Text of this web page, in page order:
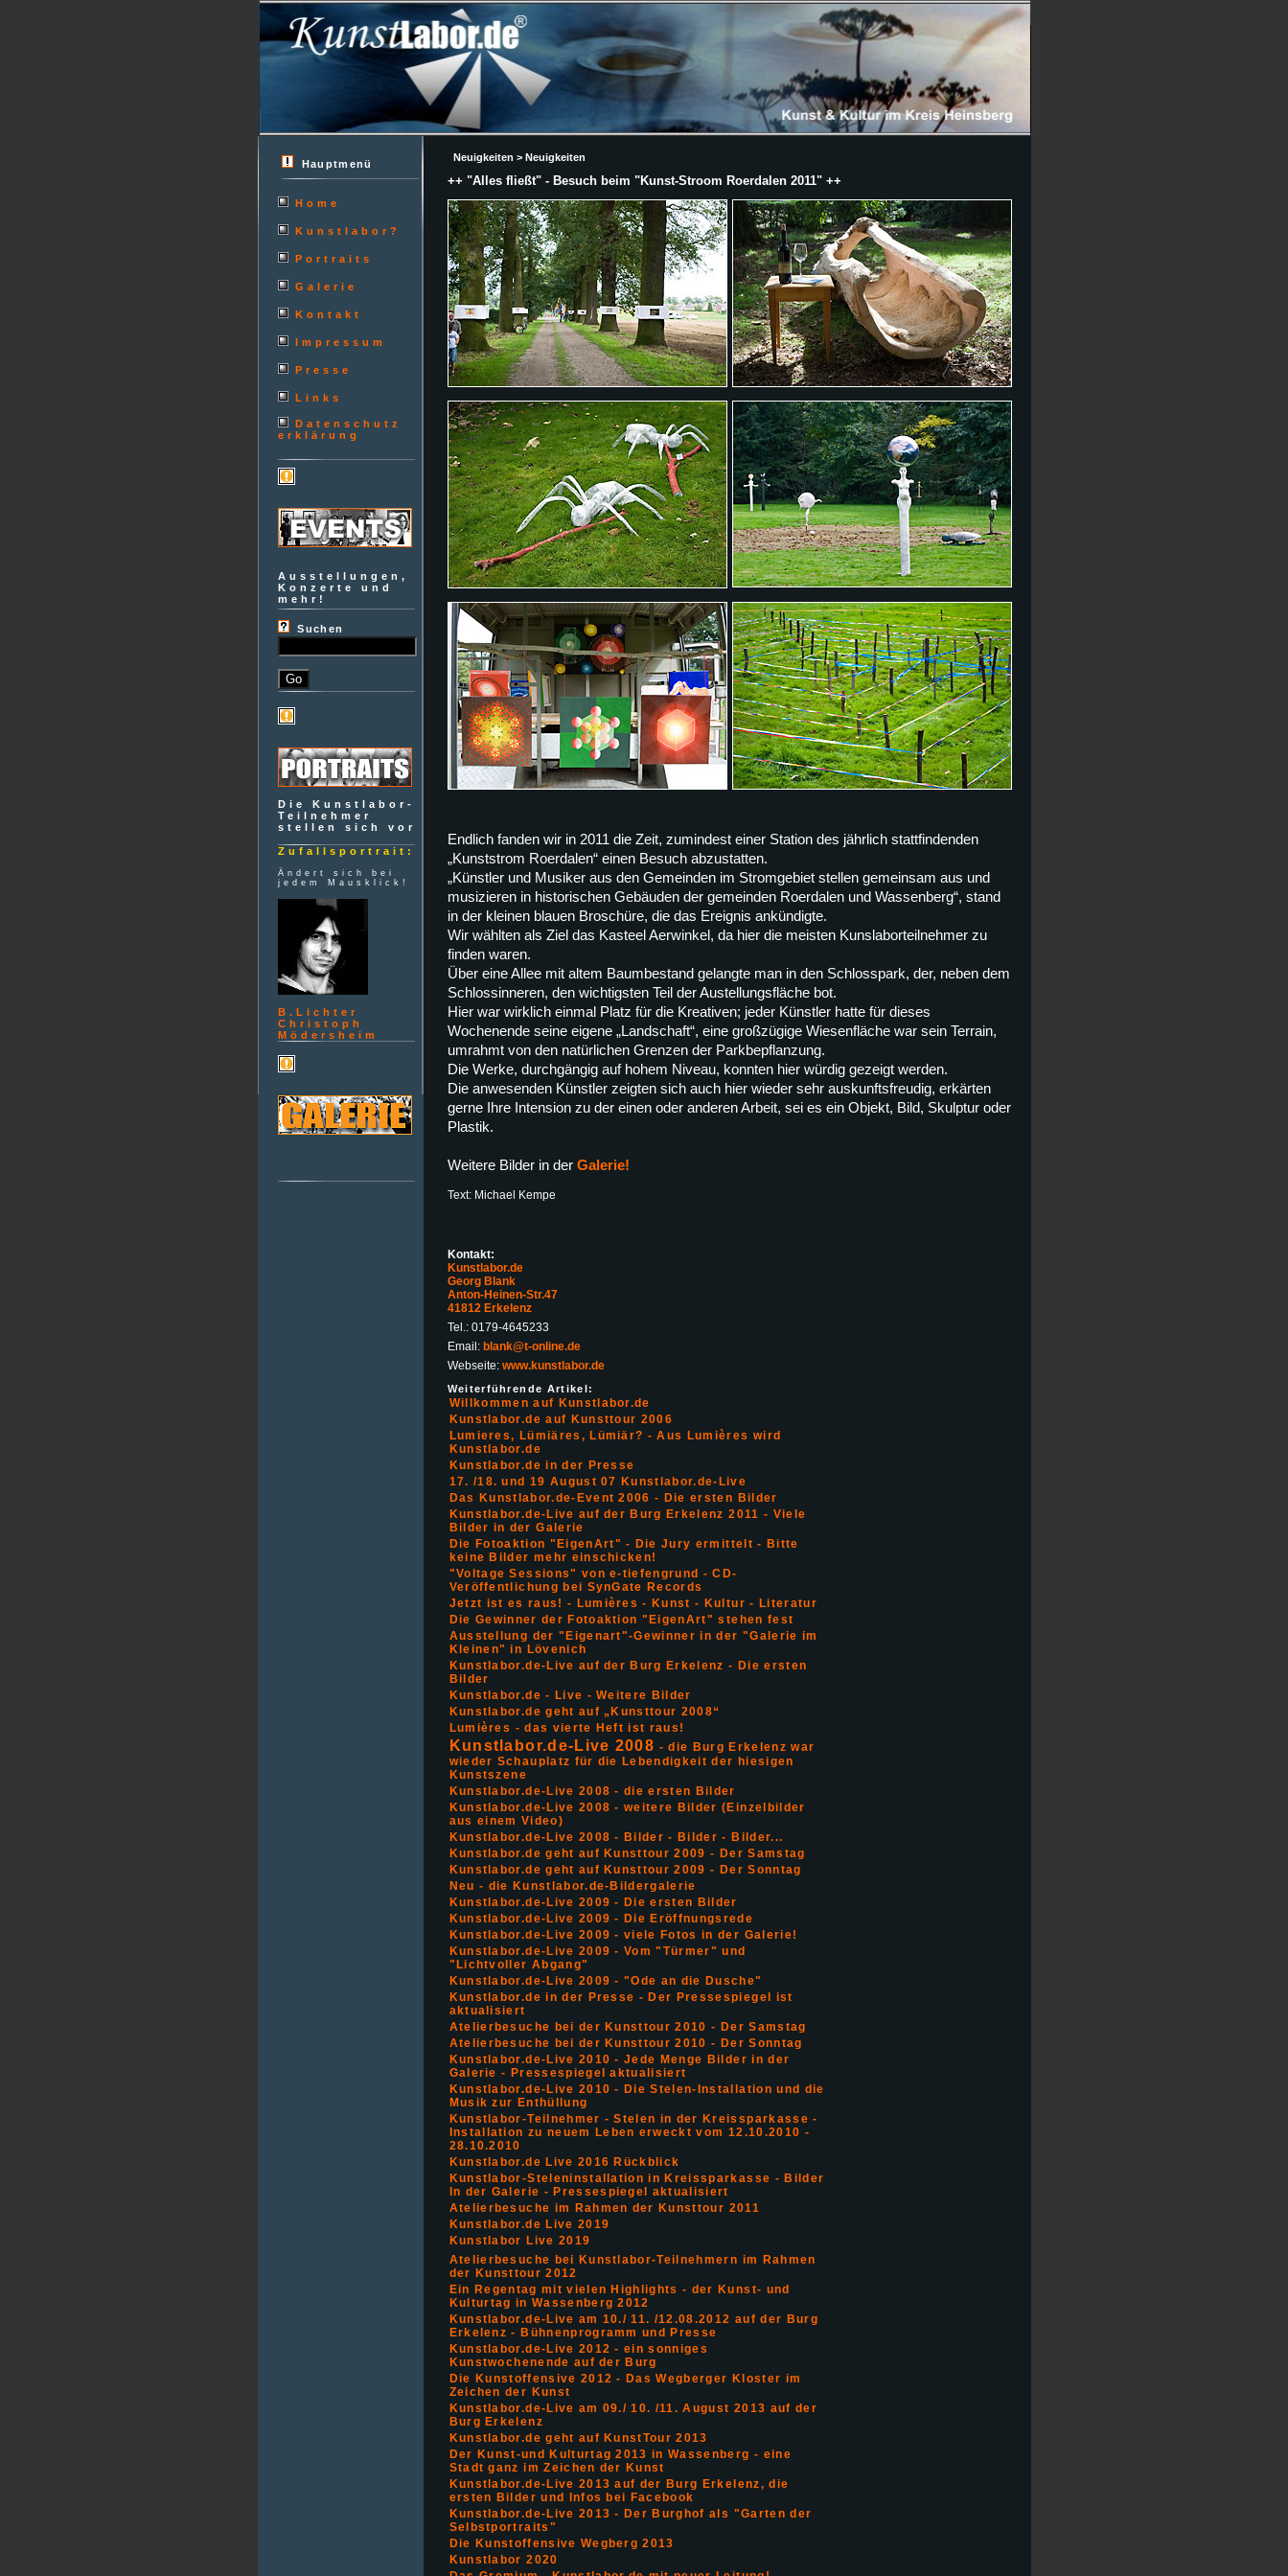
Hauptmenü
Home
Kunstlabor?
Portraits
Galerie
Kontakt
Impressum
Presse
Links
Datenschutz
erklärung
Ausstellungen,
Konzerte und
mehr!
Suchen
Die Kunstlabor-
Teilnehmer
stellen sich vor
Zufallsportrait:
Ändert sich bei
jedem Mausklick!
B.Lichter
Christoph
Mödersheim
Neuigkeiten > Neuigkeiten
++ "Alles fließt" - Besuch beim "Kunst-Stroom Roerdalen 2011" ++
Endlich fanden wir in 2011 die Zeit, zumindest einer Station des jährlich stattfindenden
„Kunststrom Roerdalen“ einen Besuch abzustatten.
„Künstler und Musiker aus den Gemeinden im Stromgebiet stellen gemeinsam aus und
musizieren in historischen Gebäuden der gemeinden Roerdalen und Wassenberg“, stand
in der kleinen blauen Broschüre, die das Ereignis ankündigte.
Wir wählten als Ziel das Kasteel Aerwinkel, da hier die meisten Kunslaborteilnehmer zu
finden waren.
Über eine Allee mit altem Baumbestand gelangte man in den Schlosspark, der, neben dem
Schlossinneren, den wichtigsten Teil der Austellungsfläche bot.
Hier war wirklich einmal Platz für die Kreativen; jeder Künstler hatte für dieses
Wochenende seine eigene „Landschaft“, eine großzügige Wiesenfläche war sein Terrain,
umrahmt von den natürlichen Grenzen der Parkbepflanzung.
Die Werke, durchgängig auf hohem Niveau, konnten hier würdig gezeigt werden.
Die anwesenden Künstler zeigten sich auch hier wieder sehr auskunftsfreudig, erkärten
gerne Ihre Intension zu der einen oder anderen Arbeit, sei es ein Objekt, Bild, Skulptur oder
Plastik.
Weitere Bilder in der Galerie!
Text: Michael Kempe
Kontakt:
Kunstlabor.de
Georg Blank
Anton-Heinen-Str.47
41812 Erkelenz
Tel.: 0179-4645233
Email: blank@t-online.de
Webseite: www.kunstlabor.de
Weiterführende Artikel:
Willkommen auf Kunstlabor.de
Kunstlabor.de auf Kunsttour 2006
Lumieres, Lümiäres, Lümiär? - Aus Lumières wird
Kunstlabor.de
Kunstlabor.de in der Presse
17. /18. und 19 August 07 Kunstlabor.de-Live
Das Kunstlabor.de-Event 2006 - Die ersten Bilder
Kunstlabor.de-Live auf der Burg Erkelenz 2011 - Viele
Bilder in der Galerie
Die Fotoaktion "EigenArt" - Die Jury ermittelt - Bitte
keine Bilder mehr einschicken!
"Voltage Sessions" von e-tiefengrund - CD-
Veröffentlichung bei SynGate Records
Jetzt ist es raus! - Lumières - Kunst - Kultur - Literatur
Die Gewinner der Fotoaktion "EigenArt" stehen fest
Ausstellung der "Eigenart"-Gewinner in der "Galerie im
Kleinen" in Lövenich
Kunstlabor.de-Live auf der Burg Erkelenz - Die ersten
Bilder
Kunstlabor.de - Live - Weitere Bilder
Kunstlabor.de geht auf „Kunsttour 2008“
Lumières - das vierte Heft ist raus!
Kunstlabor.de-Live 2008 - die Burg Erkelenz war
wieder Schauplatz für die Lebendigkeit der hiesigen
Kunstszene
Kunstlabor.de-Live 2008 - die ersten Bilder
Kunstlabor.de-Live 2008 - weitere Bilder (Einzelbilder
aus einem Video)
Kunstlabor.de-Live 2008 - Bilder - Bilder - Bilder...
Kunstlabor.de geht auf Kunsttour 2009 - Der Samstag
Kunstlabor.de geht auf Kunsttour 2009 - Der Sonntag
Neu - die Kunstlabor.de-Bildergalerie
Kunstlabor.de-Live 2009 - Die ersten Bilder
Kunstlabor.de-Live 2009 - Die Eröffnungsrede
Kunstlabor.de-Live 2009 - viele Fotos in der Galerie!
Kunstlabor.de-Live 2009 - Vom "Türmer" und
"Lichtvoller Abgang"
Kunstlabor.de-Live 2009 - "Ode an die Dusche"
Kunstlabor.de in der Presse - Der Pressespiegel ist
aktualisiert
Atelierbesuche bei der Kunsttour 2010 - Der Samstag
Atelierbesuche bei der Kunsttour 2010 - Der Sonntag
Kunstlabor.de-Live 2010 - Jede Menge Bilder in der
Galerie - Pressespiegel aktualisiert
Kunstlabor.de-Live 2010 - Die Stelen-Installation und die
Musik zur Enthüllung
Kunstlabor-Teilnehmer - Stelen in der Kreissparkasse -
Installation zu neuem Leben erweckt vom 12.10.2010 -
28.10.2010
Kunstlabor.de Live 2016 Rückblick
Kunstlabor-Steleninstallation in Kreissparkasse - Bilder
In der Galerie - Pressespiegel aktualisiert
Atelierbesuche im Rahmen der Kunsttour 2011
Kunstlabor.de Live 2019
Kunstlabor Live 2019
Atelierbesuche bei Kunstlabor-Teilnehmern im Rahmen
der Kunsttour 2012
Ein Regentag mit vielen Highlights - der Kunst- und
Kulturtag in Wassenberg 2012
Kunstlabor.de-Live am 10./ 11. /12.08.2012 auf der Burg
Erkelenz - Bühnenprogramm und Presse
Kunstlabor.de-Live 2012 - ein sonniges
Kunstwochenende auf der Burg
Die Kunstoffensive 2012 - Das Wegberger Kloster im
Zeichen der Kunst
Kunstlabor.de-Live am 09./ 10. /11. August 2013 auf der
Burg Erkelenz
Kunstlabor.de geht auf KunstTour 2013
Der Kunst-und Kulturtag 2013 in Wassenberg - eine
Stadt ganz im Zeichen der Kunst
Kunstlabor.de-Live 2013 auf der Burg Erkelenz, die
ersten Bilder und Infos bei Facebook
Kunstlabor.de-Live 2013 - Der Burghof als "Garten der
Selbstportraits"
Die Kunstoffensive Wegberg 2013
Kunstlabor 2020